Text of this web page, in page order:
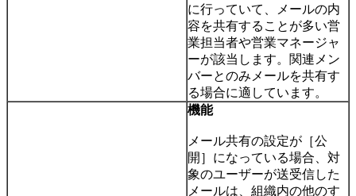
に行っていて、メールの内
容を共有することが多い営
業担当者や営業マネージャ
ーが該当します。関連メン
バーとのみメールを共有す
る場合に適しています。
機能
メール共有の設定が［公
開］になっている場合、対
象のユーザーが送受信した
メールは、組織内の他のす